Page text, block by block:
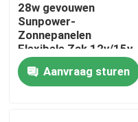
Thuis
28w gevouwen
Sunpower-
Zonnepanelen
Flexibele Zak 12v/15v
met
Machtsuitrustingen
voor het Kamperen
Aanvraag sturen